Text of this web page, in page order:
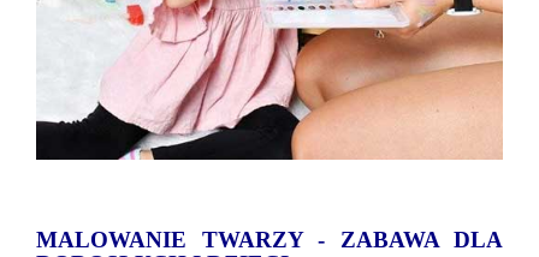
MALOWANIE TWARZY - ZABAWA DLA